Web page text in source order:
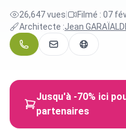
26,647 vues Filmé : 07
Architecte :Jean
Jusqu'à -70% ici
partenaires